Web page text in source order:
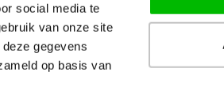
social media te
van onze site
gegevens
op basis van